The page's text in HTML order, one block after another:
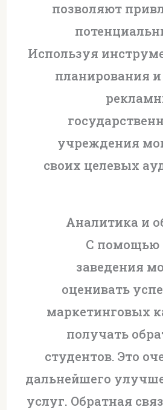
позволяют
Используя
планирования
учреждения
своих целевых
Аналитика и
С помощью
заведения
оценивать
маркетинговых
получать
студентов. Это
дальнейшего
услуг. Обратная